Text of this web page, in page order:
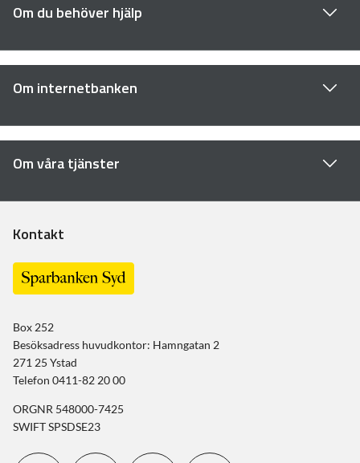
Om du behöver hjälp
Om internetbanken
Om våra tjänster
Kontakt
Box 252
Besöksadress huvudkontor: Hamngatan 2
271 25 Ystad
Telefon 0411-82 20 00
ORGNR 548000-7425
SWIFT SPSDSE23